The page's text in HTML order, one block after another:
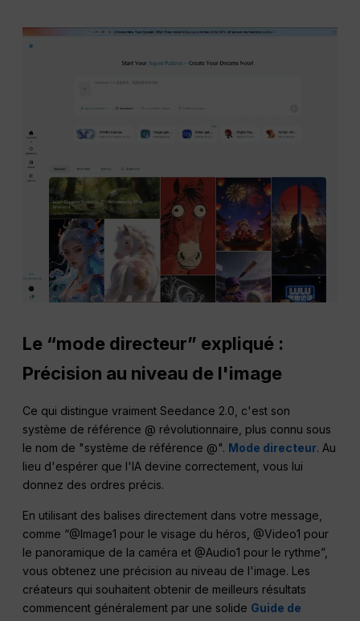
Le “mode directeur” expliqué :
Précision au niveau de l'image
Ce qui distingue vraiment Seedance 2.0, c'est son
système de référence @ révolutionnaire, plus connu sous
le nom de "système de référence @". Mode directeur. Au
lieu d'espérer que l'IA devine correctement, vous lui
donnez des ordres précis.
En utilisant des balises directement dans votre message,
comme “@Image1 pour le visage du héros, @Video1 pour
le panoramique de la caméra et @Audio1 pour le rythme”,
vous obtenez une précision au niveau de l'image. Les
créateurs qui souhaitent obtenir de meilleurs résultats
commencent généralement par une solide Guide de